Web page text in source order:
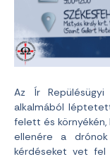
Az Ír
alkalmából
felett és környékén,
ellenére a
kérdéseket vet fel